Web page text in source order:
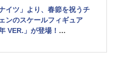
イツ」より、春節を祝うチ
ンのスケールフィギュア
VER.」が登場！